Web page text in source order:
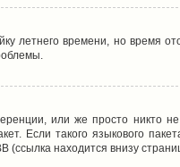
летнего времени, но время
или же просто никто
Если такого языкового
находится внизу